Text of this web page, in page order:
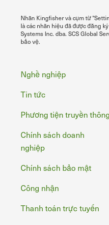
Nhãn Kingfisher và cụm từ
là các nhãn hiệu đã được đăng
Systems Inc. dba. SCS Global
bảo vệ.
Chân
Nghề nghiệp
Tin tức
Phương tiện truyền thông
Chính sách doanh
nghiệp
Chính sách bảo mật
Công nhận
Thanh toán trực tuyến